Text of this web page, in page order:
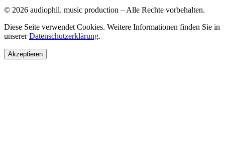
© 2026 audiophil. music production – Alle Rechte vorbehalten.
Diese Seite verwendet Cookies. Weitere Informationen finden Sie in
unsererDatenschutzerklärung.
Akzeptieren